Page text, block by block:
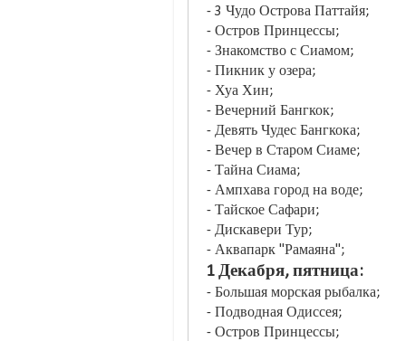
- 3 Чудо Острова Паттайя;
- Остров Принцессы;
- Знакомство с Сиамом;
- Пикник у озера;
- Хуа Хин;
- Вечерний Бангкок;
- Девять Чудес Бангкока;
- Вечер в Старом Сиаме;
- Тайна Сиама;
- Ампхава город на воде;
- Тайское Сафари;
- Дискавери Тур;
- Аквапарк "Рамаяна";
1 Декабря, пятница:
- Большая морская рыбалка;
- Подводная Одиссея;
- Остров Принцессы;